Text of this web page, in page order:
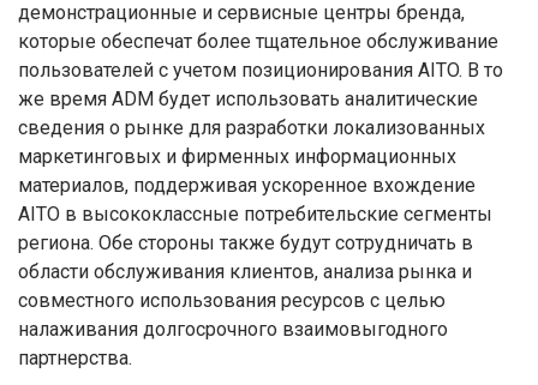
демонстрационные и сервисные центры бренда,
которые обеспечат более тщательное обслуживание
пользователей с учетом позиционирования AITO. В то
же время ADM будет использовать аналитические
сведения о рынке для разработки локализованных
маркетинговых и фирменных информационных
материалов, поддерживая ускоренное вхождение
AITO в высококлассные потребительские сегменты
региона. Обе стороны также будут сотрудничать в
области обслуживания клиентов, анализа рынка и
совместного использования ресурсов с целью
налаживания долгосрочного взаимовыгодного
партнерства.